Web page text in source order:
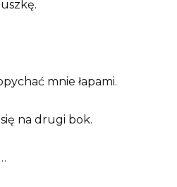
mnie łapami.
się na drugi bok.